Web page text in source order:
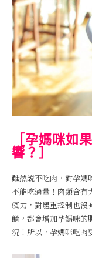
［孕媽咪如
響？］
雖然說不吃肉，對孕媽
不能吃過量！肉類含有
疫力，對體重控制也沒
餚，都會增加孕媽咪的
況！所以，孕媽咪吃肉